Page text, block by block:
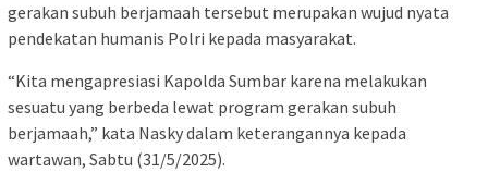
gerakan subuh berjamaah tersebut merupakan wujud nyata
pendekatan humanis Polri kepada masyarakat.
“Kita mengapresiasi Kapolda Sumbar karena melakukan
sesuatu yang berbeda lewat program gerakan subuh
berjamaah,” kata Nasky dalam keterangannya kepada
wartawan, Sabtu (31/5/2025).